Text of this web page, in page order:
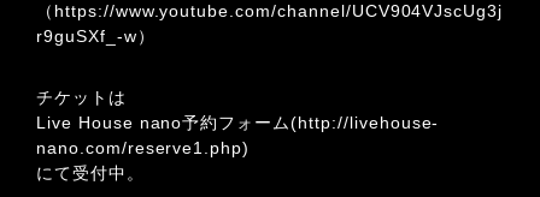
（ https://www.youtube.com/channel/UCV904VJscUg3j
r9guSXf_-w）
チケットは
Live House nano予約フォーム(http://livehouse-
nano.com/reserve1.php)
にて受付中。